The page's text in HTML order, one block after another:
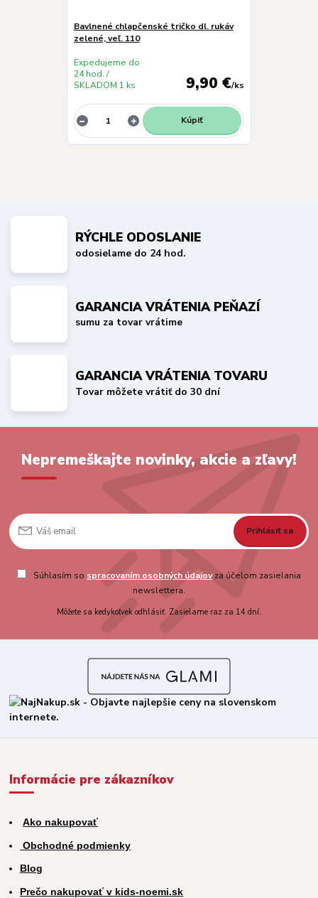
Bavlnené chlapčenské tričko dl. rukáv
zelené, veľ. 110
9,90 €/ks
Expedujeme do
24 hod. /
SKLADOM 1 ks
Kúpiť
RÝCHLE ODOSLANIE
odosielame do 24 hod.
GARANCIA VRÁTENIA PEŇAZÍ
sumu za tovar vrátime
GARANCIA VRÁTENIA TOVARU
Tovar môžete vrátiť do 30 dní
Nepremeškajte novinky, akcie a zľavy!
Prihlásiť sa
Súhlasím so spracovaním osobných údajovza účelom zasielania
newslettera.
Môžete sa kedykoľvek odhlásiť. Zasielame raz za 14 dní.
Informácie pre zákazníkov
Ako nakupovať
Obchodné podmienky
Blog
Prečo nakupovať v kids-noemi.sk